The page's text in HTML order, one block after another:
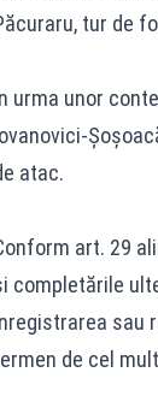
tur de
urma unor
atac.
art. 29
completările
sau
de cel